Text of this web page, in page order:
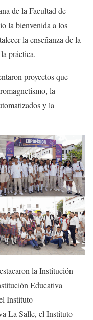
de la Facultad de
la bienvenida a los
la enseñanza de la
práctica.
proyectos que
la
y la
la Institución
Educativa
Instituto
La Salle, el Instituto